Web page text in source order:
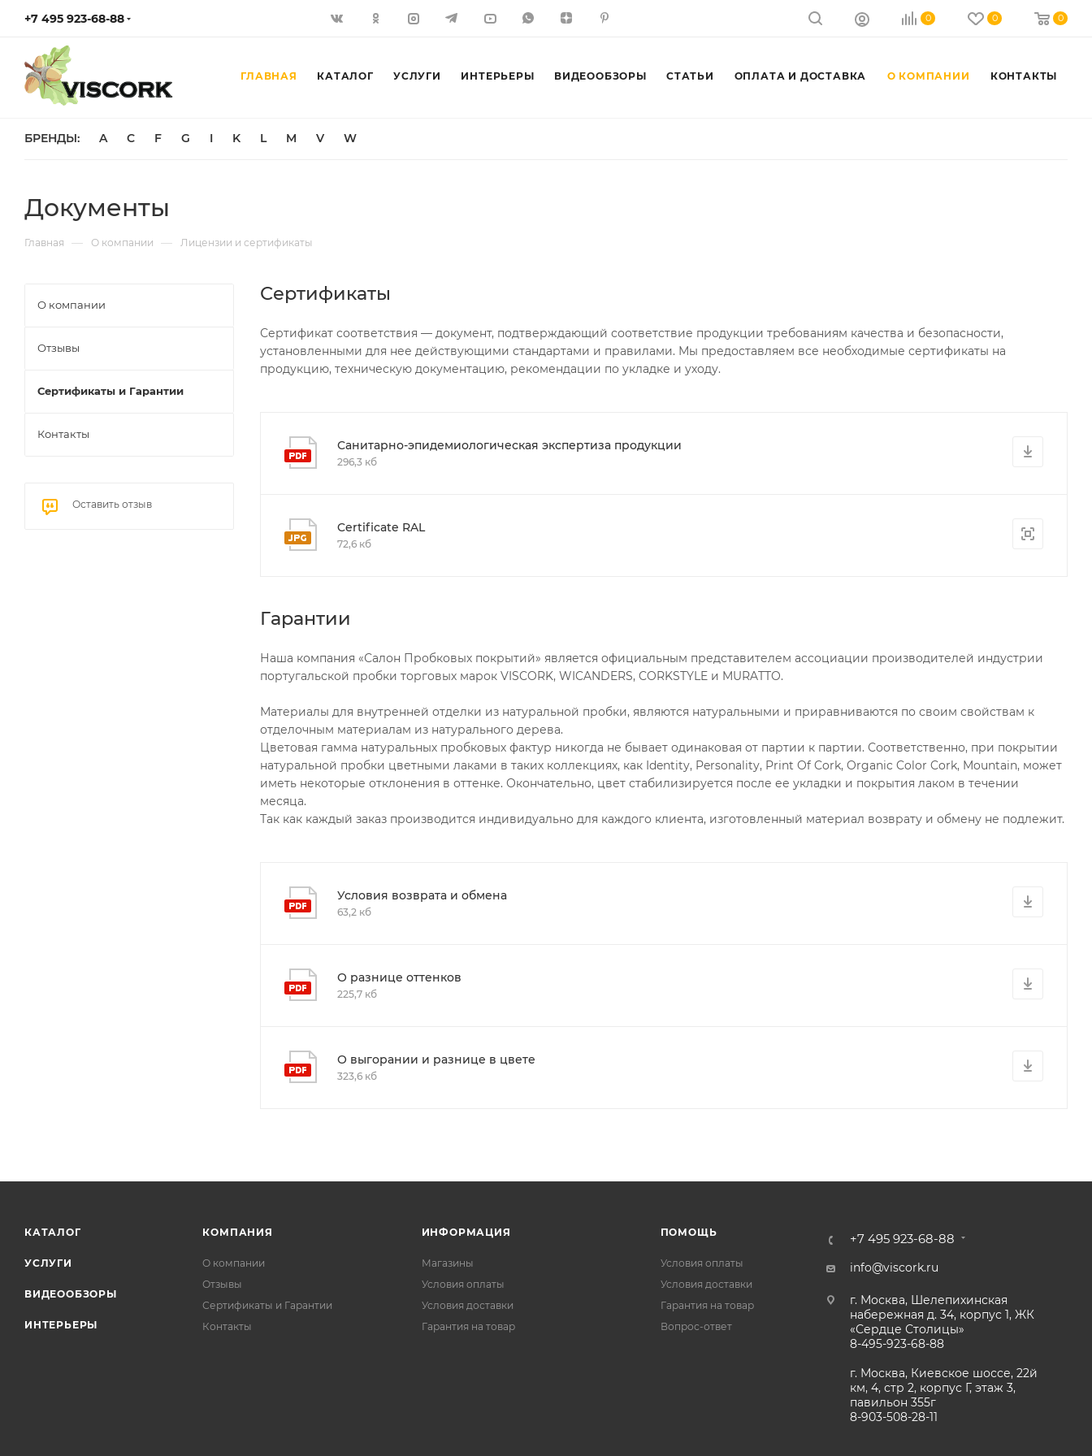
+7 495 923-68-88 0 0 0
ГЛАВНАЯ КАТАЛОГ УСЛУГИ ИНТЕРЬЕРЫ ВИДЕООБЗОРЫ СТАТЬИ ОПЛАТА И ДОСТАВКА О КОМПАНИИ КОНТАКТЫ
БРЕНДЫ: A C F G I K L M V W
Документы
Главная — О компании — Лицензии и сертификаты
Сертификаты
Сертификат соответствия — документ, подтверждающий соответствие продукции требованиям качества и безопасности,
установленными для нее действующими стандартами и правилами. Мы предоставляем все необходимые сертификаты на
продукцию, техническую документацию, рекомендации по укладке и уходу.
Санитарно-эпидемиологическая экспертиза продукции
296,3 кб
Certificate RAL
72,6 кб
Гарантии
Наша компания «Салон Пробковых покрытий» является официальным представителем ассоциации производителей индустрии
португальской пробки торговых марок VISCORK, WICANDERS, CORKSTYLE и MURATTO.
Материалы для внутренней отделки из натуральной пробки, являются натуральными и приравниваются по своим свойствам к
отделочным материалам из натурального дерева.
Цветовая гамма натуральных пробковых фактур никогда не бывает одинаковая от партии к партии. Соответственно, при покрытии
натуральной пробки цветными лаками в таких коллекциях, как Identity, Personality, Print Of Cork, Organic Color Cork, Mountain, может
иметь некоторые отклонения в оттенке. Окончательно, цвет стабилизируется после ее укладки и покрытия лаком в течении
месяца.
Так как каждый заказ производится индивидуально для каждого клиента, изготовленный материал возврату и обмену не подлежит.
Условия возврата и обмена
63,2 кб
О разнице оттенков
225,7 кб
О выгорании и разнице в цвете
323,6 кб
О компании
Отзывы
Сертификаты и Гарантии
Контакты
Оставить отзыв
КАТАЛОГ
УСЛУГИ
ВИДЕООБЗОРЫ
ИНТЕРЬЕРЫ
КОМПАНИЯ
О компании
Отзывы
Сертификаты и Гарантии
Контакты
ИНФОРМАЦИЯ
Магазины
Условия оплаты
Условия доставки
Гарантия на товар
ПОМОЩЬ
Условия оплаты
Условия доставки
Гарантия на товар
Вопрос-ответ
+7 495 923-68-88
info@viscork.ru
г. Москва, Шелепихинская
набережная д. 34, корпус 1, ЖК
«Сердце Столицы»
8-495-923-68-88
г. Москва, Киевское шоссе, 22й
км, 4, стр 2, корпус Г, этаж 3,
павильон 355г
8-903-508-28-11